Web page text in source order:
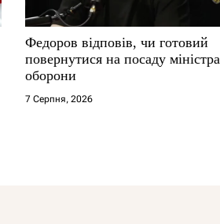
Федоров відповів, чи готовий
повернутися на посаду міністра
оборони
7 Серпня, 2026